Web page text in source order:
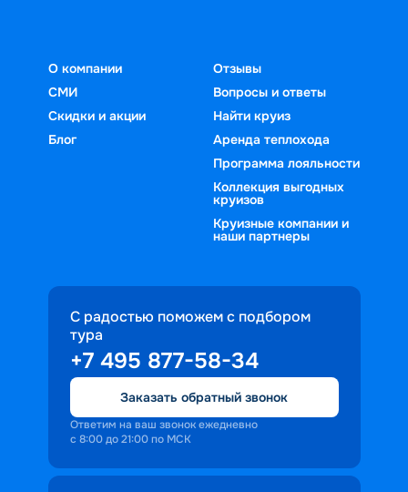
О компании
СМИ
Скидки и акции
Блог
Отзывы
Вопросы и ответы
Найти круиз
Аренда теплохода
Программа лояльности
Коллекция выгодных
круизов
Круизные компании и
наши партнеры
С радостью поможем с подбором
тура
+7 495 877-58-34
Заказать обратный звонок
Ответим на ваш звонок ежедневно
с 8:00 до 21:00 по МСК